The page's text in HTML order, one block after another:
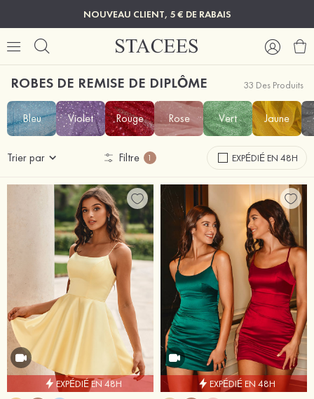
NOUVEAU CLIENT, 5 € DE RABAIS
ROBES DE REMISE DE DIPLÔME 33 Des Produits
Bleu Violet Rouge Rose Vert Jaune
Trier par Filtre 1 EXPÉDIÉ EN 48H
EXPÉDIÉ EN 48H
EXPÉDIÉ EN 48H